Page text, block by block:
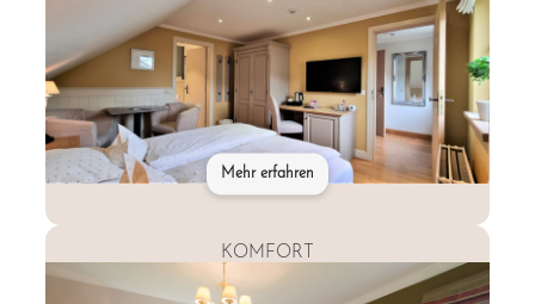
Mehr erfahren
KOMFORT